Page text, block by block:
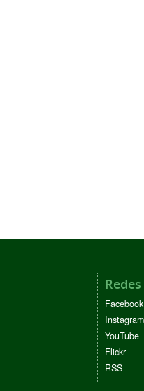
Facebook
Instagram
YouTube
Flickr
RSS